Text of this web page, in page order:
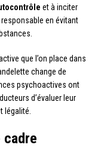
et à inciter
en évitant
que l’on place dans
change de
psychoactives ont
d’évaluer leur
légalité.
cadre